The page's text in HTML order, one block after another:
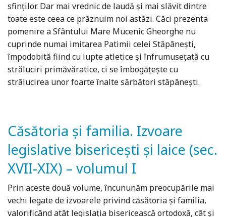
sfinților. Dar mai vrednic de laudă și mai slăvit dintre
toate este ceea ce prăznuim noi astăzi. Căci prezenta
pomenire a Sfântului Mare Mucenic Gheorghe nu
cuprinde numai imitarea Patimii celei Stăpânești,
împodobită fiind cu lupte atletice și înfrumusețată cu
străluciri primăvăratice, ci se îmbogățește cu
strălucirea unor foarte înalte sărbători stăpânești.
Căsătoria şi familia. Izvoare
legislative bisericeşti şi laice (sec.
XVII-XIX) – volumul I
Prin aceste două volume, încununăm preocupările mai
vechi legate de izvoarele privind căsătoria şi familia,
valorificând atât legislația bisericească ortodoxă, cât şi